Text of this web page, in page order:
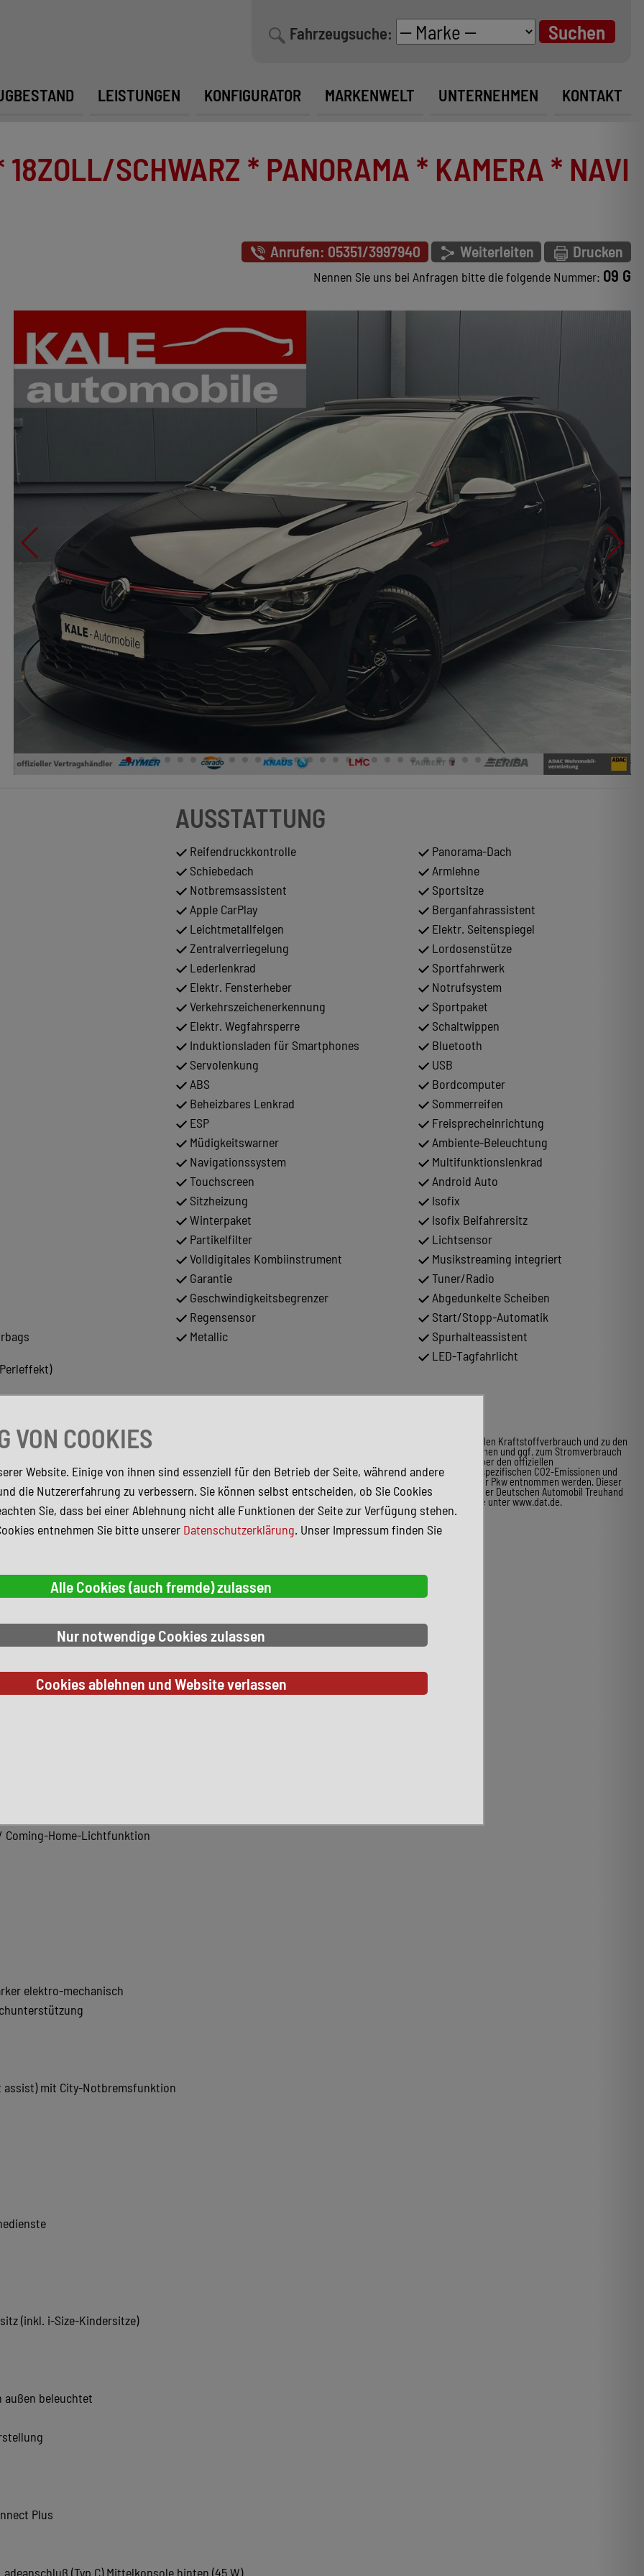
Fahrzeugsuche:
LEISTUNGEN KONFIGURATOR MARKENWELT UNTERNEHMEN KONTAKT
18ZOLL/SCHWARZ * PANORAMA * KAMERA * NAVI
Anrufen: 05351/3997940 Weiterleiten Drucken
Nennen Sie uns bei Anfragen bitte die folgende Nummer: 09 G
AUSSTATTUNG
Reifendruckkontrolle
Schiebedach
Notbremsassistent
Apple CarPlay
Leichtmetallfelgen
Zentralverriegelung
Lederlenkrad
Elektr. Fensterheber
Verkehrszeichenerkennung
Elektr. Wegfahrsperre
Induktionsladen für Smartphones
Servolenkung
ABS
Beheizbares Lenkrad
ESP
Müdigkeitswarner
Navigationssystem
Touchscreen
Sitzheizung
Winterpaket
Partikelfilter
Volldigitales Kombiinstrument
Garantie
Geschwindigkeitsbegrenzer
Regensensor
Metallic
Panorama-Dach
Armlehne
Sportsitze
Berganfahrassistent
Elektr. Seitenspiegel
Lordosenstütze
Sportfahrwerk
Notrufsystem
Sportpaket
Schaltwippen
Bluetooth
USB
Bordcomputer
Sommerreifen
Freisprecheinrichtung
Ambiente-Beleuchtung
Multifunktionslenkrad
Android Auto
Isofix
Isofix Beifahrersitz
Lichtsensor
Musikstreaming integriert
Tuner/Radio
Abgedunkelte Scheiben
Start/Stopp-Automatik
Spurhalteassistent
LED-Tagfahrlicht
höhenverstellbar
Auto)
Bluetooth)
Coming-Home-Lichtfunktion
elektro-mechanisch
assist) mit City-Notbremsfunktion
(inkl. i-Size-Kindersitze)
außen beleuchtet
Plus
(Typ C) Mittelkonsole hinten (45 W)
* Weitere Informationen zum offiziellen Kraftstoffverbrauch und zu den
offiziellen spezifischen CO2-Emissionen und ggf. zum Stromverbrauch
neuer Pkw können dem Leitfaden über den offiziellen
Kraftstoffverbrauch, die offiziellen spezifischen CO2-Emissionen und
den offiziellen Stromverbrauch neuer Pkw entnommen werden. Dieser
ist an allen Verkaufsstellen und bei der Deutschen Automobil Treuhand
GmbH unentgeltlich erhältlich, sowie unter www.dat.de.
VON COOKIES
Website. Einige von ihnen sind essenziell für den Betrieb der Seite, während andere
die Nutzererfahrung zu verbessern. Sie können selbst entscheiden, ob Sie Cookies
Sie, dass bei einer Ablehnung nicht alle Funktionen der Seite zur Verfügung stehen.
entnehmen Sie bitte unserer Datenschutzerklärung. Unser Impressum finden Sie